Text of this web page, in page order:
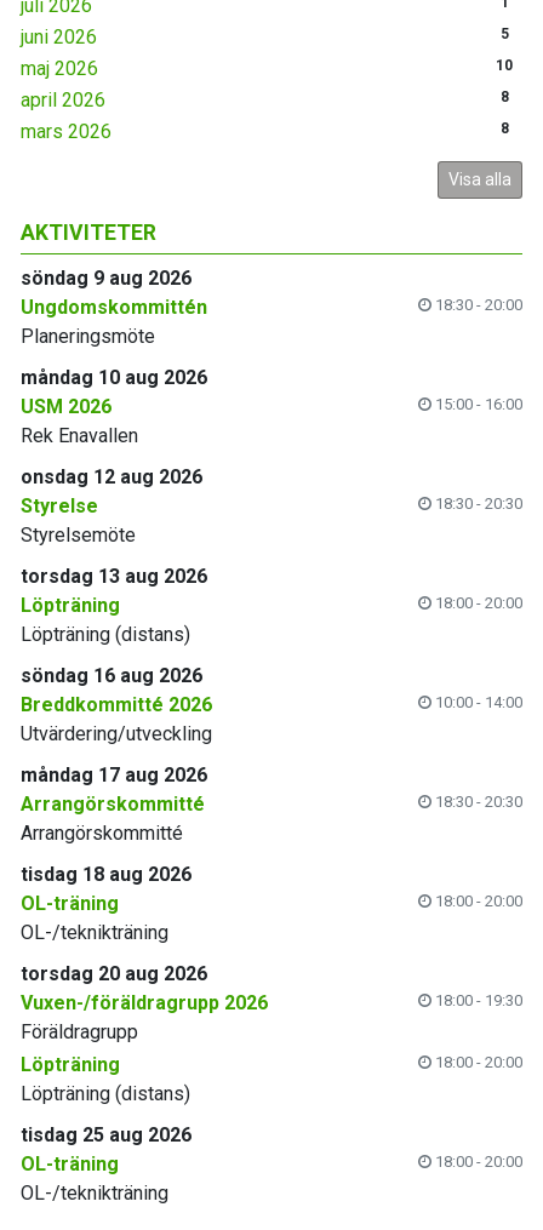
juli 2026
juni 2026 5
maj 2026 10
april 2026 8
mars 2026 8
Visa alla
AKTIVITETER
söndag 9 aug 2026
Ungdomskommittén
18:30 - 20:00
Planeringsmöte
måndag 10 aug 2026
USM 2026
15:00 - 16:00
Rek Enavallen
onsdag 12 aug 2026
Styrelse
18:30 - 20:30
Styrelsemöte
torsdag 13 aug 2026
Löpträning
18:00 - 20:00
Löpträning (distans)
söndag 16 aug 2026
Breddkommitté 2026
10:00 - 14:00
Utvärdering/utveckling
måndag 17 aug 2026
Arrangörskommitté
18:30 - 20:30
Arrangörskommitté
tisdag 18 aug 2026
OL-träning
18:00 - 20:00
OL-/teknikträning
torsdag 20 aug 2026
Vuxen-/föräldragrupp 2026
18:00 - 19:30
Föräldragrupp
Löpträning
18:00 - 20:00
Löpträning (distans)
tisdag 25 aug 2026
OL-träning
18:00 - 20:00
OL-/teknikträning